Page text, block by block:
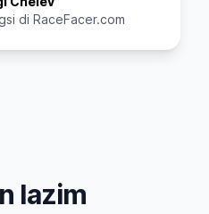
di RaceFacer.com
lazim